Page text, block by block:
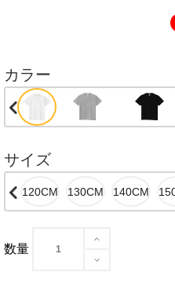
カラー
サイズ
数量